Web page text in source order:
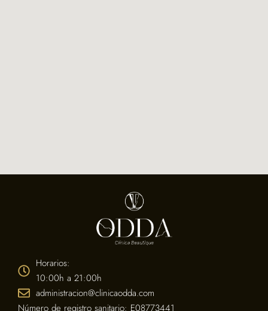
Horarios:
10:00h a 21:00h
administracion@clinicaodda.com
Número de registro sanitario: E08773441